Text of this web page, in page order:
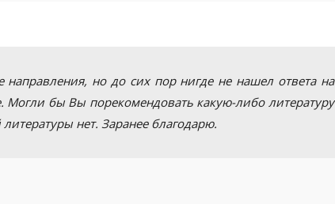
направления, но до сих пор нигде не нашел ответа на
Могли бы Вы порекомендовать какую-либо литературу
нет. Заранее благодарю.